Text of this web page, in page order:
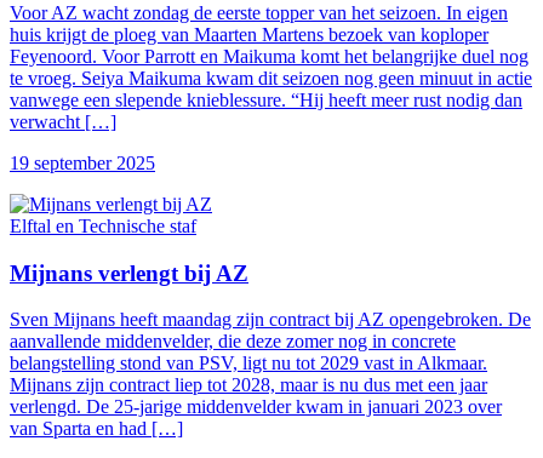
Voor AZ wacht zondag de eerste topper van het seizoen. In eigen
huis krijgt de ploeg van Maarten Martens bezoek van koploper
Feyenoord. Voor Parrott en Maikuma komt het belangrijke duel nog
te vroeg. Seiya Maikuma kwam dit seizoen nog geen minuut in actie
vanwege een slepende knieblessure. “Hij heeft meer rust nodig dan
verwacht […]
19 september 2025
Elftal en Technische staf
Mijnans verlengt bij AZ
Sven Mijnans heeft maandag zijn contract bij AZ opengebroken. De
aanvallende middenvelder, die deze zomer nog in concrete
belangstelling stond van PSV, ligt nu tot 2029 vast in Alkmaar.
Mijnans zijn contract liep tot 2028, maar is nu dus met een jaar
verlengd. De 25-jarige middenvelder kwam in januari 2023 over
van Sparta en had […]